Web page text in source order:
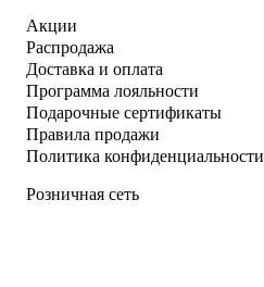
Акции
Распродажа
Доставка и оплата
Программа лояльности
Подарочные сертификаты
Правила продажи
Политика конфиденциальности
Розничная сеть